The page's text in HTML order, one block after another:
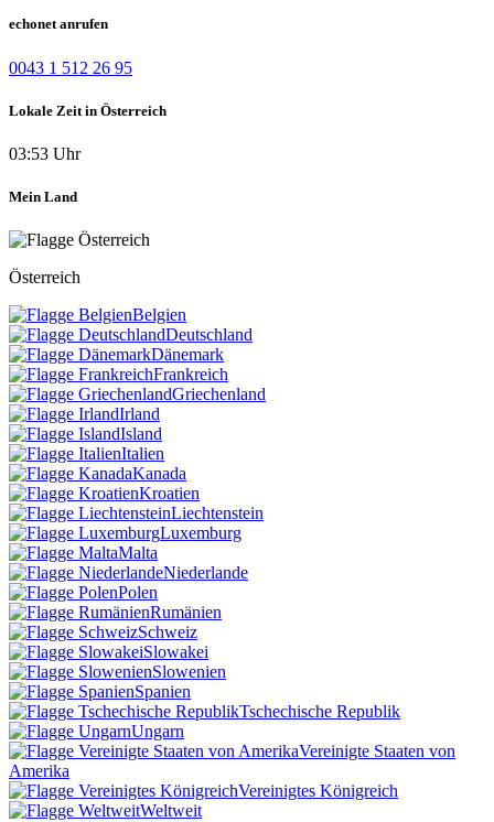
echonet anrufen
0043 1 512 26 95
Lokale Zeit in Österreich
03:53 Uhr
Mein Land
Österreich
Belgien
Deutschland
Dänemark
Frankreich
Griechenland
Irland
Island
Italien
Kanada
Kroatien
Liechtenstein
Luxemburg
Malta
Niederlande
Polen
Rumänien
Schweiz
Slowakei
Slowenien
Spanien
Tschechische Republik
Ungarn
Vereinigte Staaten von
Amerika
Vereinigtes Königreich
Weltweit